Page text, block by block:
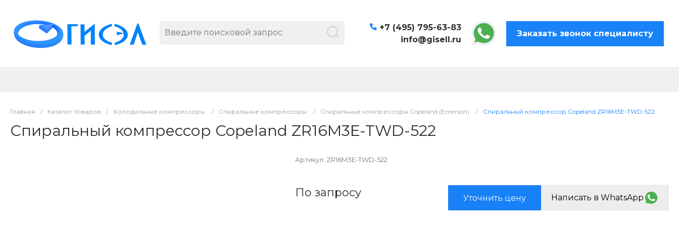
+7 (495) 795-63-83
info@gisell.ru
Заказать звонок специалисту
Главная / Каталог товаров / Холодильные компрессоры / Спиральные компрессоры / Спиральные компрессоры Copeland (Emerson) / Спиральный компрессор Copeland ZR16M3E-TWD-522
Спиральный компрессор Copeland ZR16M3E-TWD-522
Артикул: ZR16M3E-TWD-522
По запросу Уточнить цену Написать в WhatsApp